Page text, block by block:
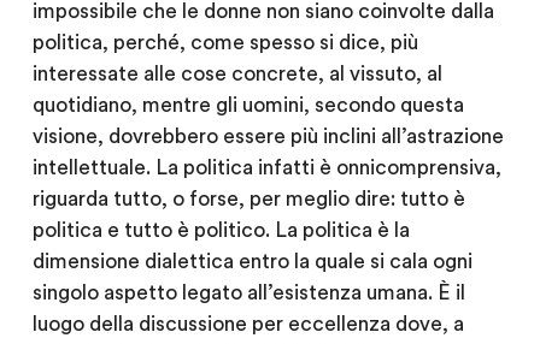
impossibile che le donne non siano coinvolte dalla
politica, perché, come spesso si dice, più
interessate alle cose concrete, al vissuto, al
quotidiano, mentre gli uomini, secondo questa
visione, dovrebbero essere più inclini all’astrazione
intellettuale. La politica infatti è onnicomprensiva,
riguarda tutto, o forse, per meglio dire: tutto è
politica e tutto è politico. La politica è la
dimensione dialettica entro la quale si cala ogni
singolo aspetto legato all’esistenza umana. È il
luogo della discussione per eccellenza dove, a